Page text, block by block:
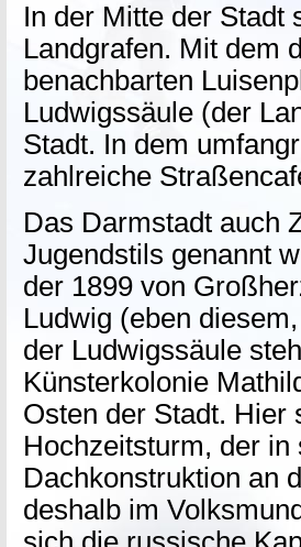
In der Mitte der Stadt
Landgrafen. Mit dem
benachbarten
Ludwigssäule (der
Stadt. In dem
zahlreiche
Das Darmstadt auch
Jugendstils genannt
der 1899 von
Ludwig (eben
der Ludwigssäule
Künsterkolonie
Osten der Stadt. Hier
Hochzeitsturm, der in
Dachkonstruktion an
deshalb im